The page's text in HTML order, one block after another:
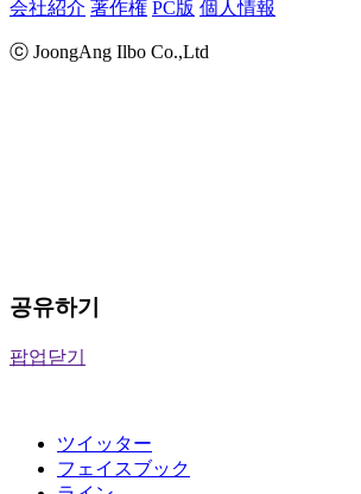
会社紹介 著作権 PC版 個人情報
ⓒ JoongAng Ilbo Co.,Ltd
공유하기
팝업닫기
ツイッター
フェイスブック